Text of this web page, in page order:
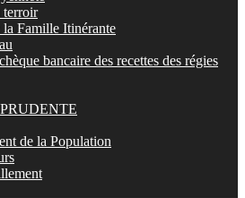
terroir
Famille Itinérante
bancaire des recettes des régies
de la Population